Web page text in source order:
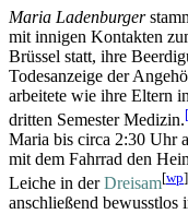
Maria Ladenburger
mit innigen Kontakten
Brüssel statt, ihre
Todes­anzeige der
arbeitete wie ihre Eltern
dritten Semester Medizin.
Maria bis circa 2:30 Uhr
mit dem Fahrrad den
Leiche in derDreisam[wp]
anschließend bewusstlos